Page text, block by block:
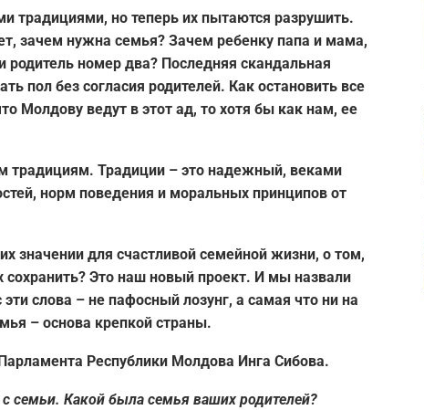
традициями, но теперь их пытаются разрушить.
зачем нужна семья? Зачем ребенку папа и мама,
номер два? Последняя скандальная
пол без согласия родителей. Как остановить все
Молдову ведут в этот ад, то хотя бы как нам, ее
традициям. Традиции – это надежный, веками
норм поведения и моральных принципов от
значении для счастливой семейной жизни, о том,
Это наш новый проект. И мы назвали
слова – не пафосный лозунг, а самая что ни на
– основа крепкой страны.
Республики Молдова Инга Сибова.
семьи. Какой была семья ваших родителей?